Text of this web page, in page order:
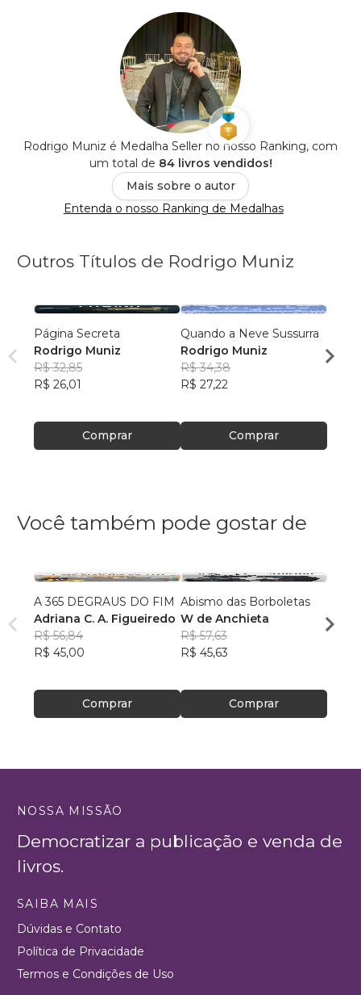
Rodrigo Muniz é Medalha Seller no nosso Ranking, com
um total de 84 livros vendidos!
Mais sobre o autor
Entenda o nosso Ranking de Medalhas
Outros Títulos de Rodrigo Muniz
Página Secreta
Rodrigo Muniz
R$ 32,85
R$ 26,01
Comprar
Quando a Neve Sussurra
Rodrigo Muniz
R$ 34,38
R$ 27,22
Comprar
ajuda
Você também pode gostar de
A 365 DEGRAUS DO FIM
Adriana C. A. Figueiredo
R$ 56,84
R$ 45,00
Comprar
Abismo das Borboletas
W de Anchieta
R$ 57,63
R$ 45,63
Comprar
Igor
R$
NOSSA MISSÃO
Democratizar a publicação e venda de
livros.
SAIBA MAIS
Dúvidas e Contato
Política de Privacidade
Termos e Condições de Uso